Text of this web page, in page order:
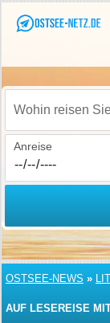
Wohin reisen Sie?
Anreise
OSTSEE-NEWS »
AUF LESEREISE